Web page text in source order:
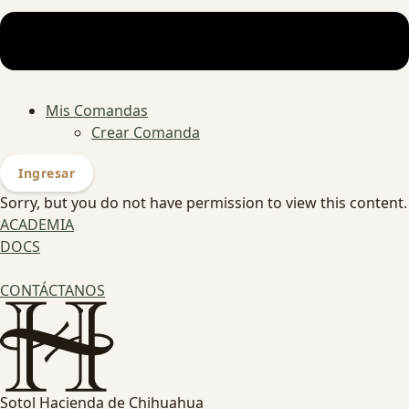
Mis Comandas
Crear Comanda
Ingresar
Sorry, but you do not have permission to view this content.
ACADEMIA
DOCS
CONTÁCTANOS
Sotol Hacienda de Chihuahua